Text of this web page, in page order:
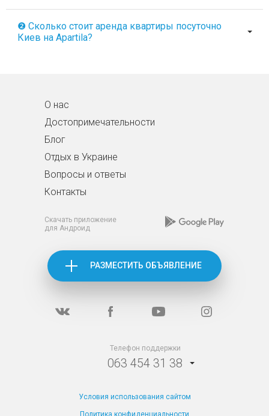
❷ Сколько стоит аренда квартиры посуточно
Киев на Apartila?
О нас
Достопримечательности
Блог
Отдых в Украине
Вопросы и ответы
Контакты
Скачать приложение
для Андроид
РАЗМЕСТИТЬ ОБЪЯВЛЕНИЕ
Телефон поддержки
063 454 31 38
Условия использования сайтом
Политика конфиденциальности